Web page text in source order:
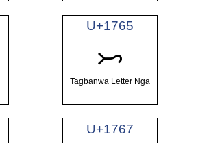
U+1765
ᝥ
Tagbanwa Letter Nga
U+1767